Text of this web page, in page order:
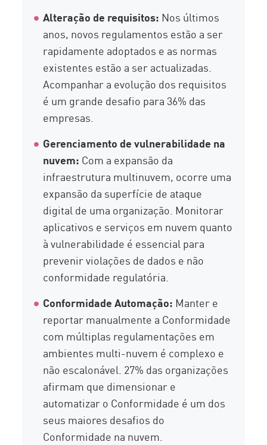
Alteração de requisitos: Nos últimos
anos, novos regulamentos estão a ser
rapidamente adoptados e as normas
existentes estão a ser actualizadas.
Acompanhar a evolução dos requisitos
é um grande desafio para 36% das
empresas.
Gerenciamento de vulnerabilidade na
nuvem: Com a expansão da
infraestrutura multinuvem, ocorre uma
expansão da superfície de ataque
digital de uma organização. Monitorar
aplicativos e serviços em nuvem quanto
à vulnerabilidade é essencial para
prevenir violações de dados e não
conformidade regulatória.
Conformidade Automação: Manter e
reportar manualmente a Conformidade
com múltiplas regulamentações em
ambientes multi-nuvem é complexo e
não escalonável. 27% das organizações
afirmam que dimensionar e
automatizar o Conformidade é um dos
seus maiores desafios do
Conformidade na nuvem.